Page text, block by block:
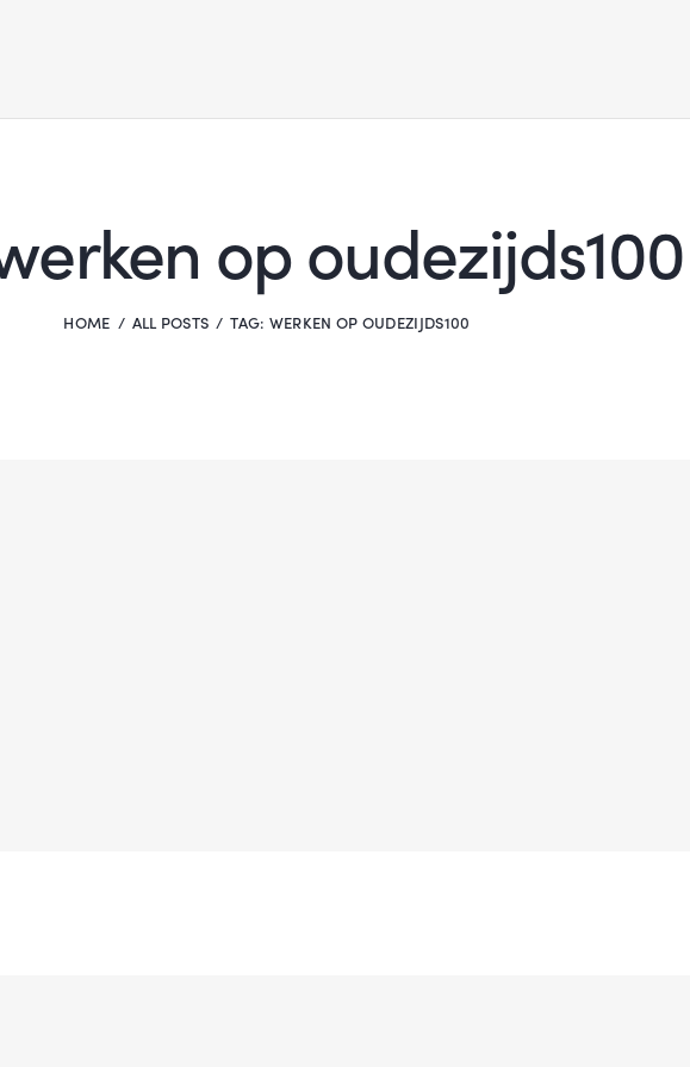
op oudezijds100
HOME ALL POSTS TAG: WERKEN OP OUDEZIJDS100